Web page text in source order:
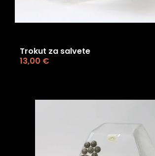
Trokut za salvete
13,00 €